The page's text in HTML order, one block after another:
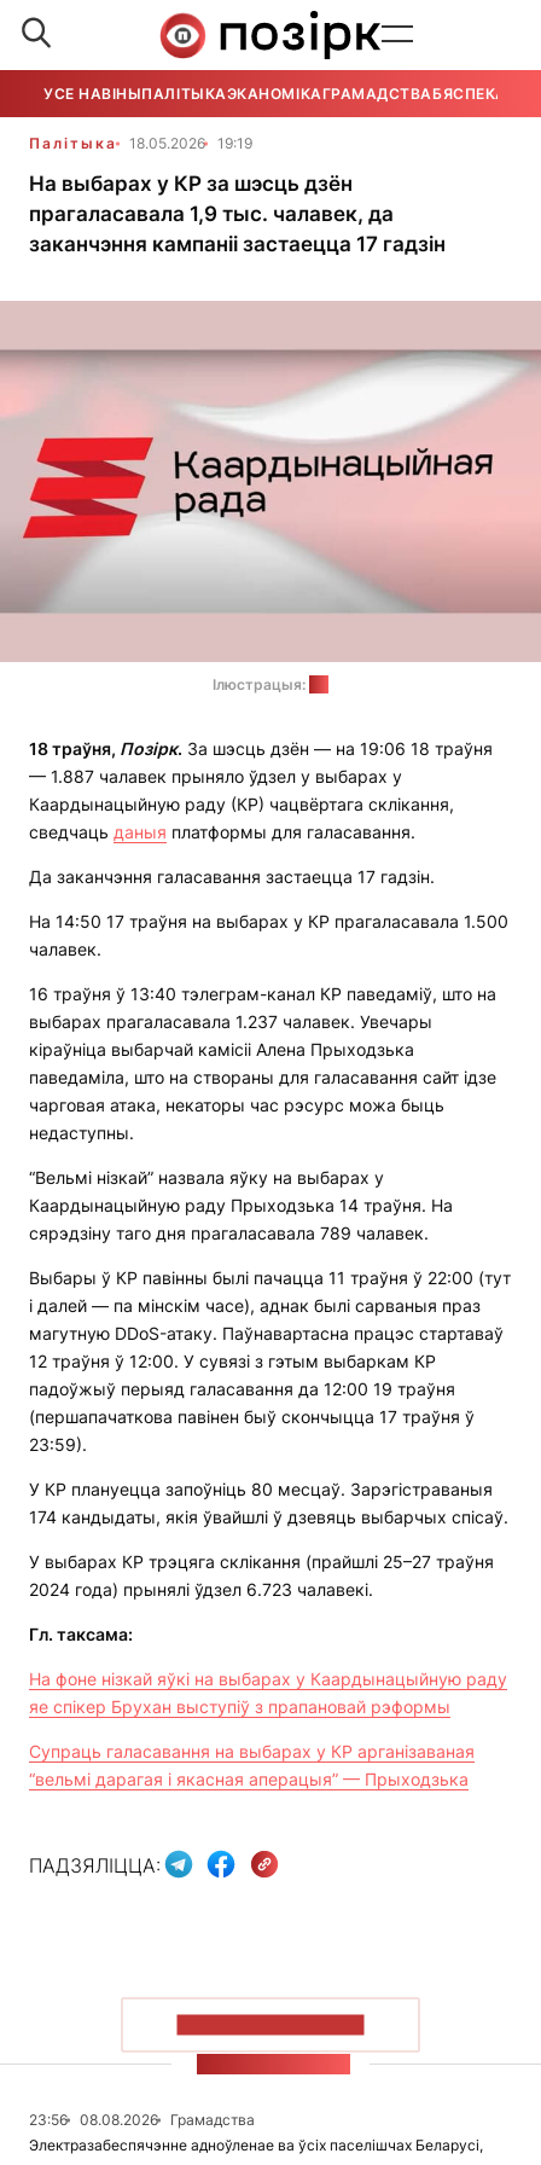
УСЕ НАВІНЫПАЛІТЫКАЭКАНОМІКАГРАМАДСТВАБЯСПЕКА
Палітыка 18.05.2026 19:19
На выбарах у КР за шэсць дзён
прагаласавала 1,9 тыс. чалавек, да
заканчэння кампаніі застаецца 17 гадзін
Ілюстрацыя:
18 траўня, Позірк. За шэсць дзён — на 19:06 18 траўня
— 1.887 чалавек прыняло ўдзел у выбарах у
Каардынацыйную раду (КР) чацвёртага склікання,
сведчаць даныя платформы для галасавання.
Да заканчэння галасавання застаецца 17 гадзін.
На 14:50 17 траўня на выбарах у КР прагаласавала 1.500
чалавек.
16 траўня ў 13:40 тэлеграм-канал КР паведаміў, што на
выбарах прагаласавала 1.237 чалавек. Увечары
кіраўніца выбарчай камісіі Алена Прыходзька
паведаміла, што на створаны для галасавання сайт ідзе
чарговая атака, некаторы час рэсурс можа быць
недаступны.
“Вельмі нізкай” назвала яўку на выбарах у
Каардынацыйную раду Прыходзька 14 траўня. На
сярэдзіну таго дня прагаласавала 789 чалавек.
Выбары ў КР павінны былі пачацца 11 траўня ў 22:00 (тут
і далей — па мінскім часе), аднак былі сарваныя праз
магутную DDoS-атаку. Паўнавартасна працэс стартаваў
12 траўня ў 12:00. У сувязі з гэтым выбаркам КР
падоўжыў перыяд галасавання да 12:00 19 траўня
(першапачаткова павінен быў скончыцца 17 траўня ў
23:59).
У КР плануецца запоўніць 80 месцаў. Зарэгістраваныя
174 кандыдаты, якія ўвайшлі ў дзевяць выбарчых спісаў.
У выбарах КР трэцяга склікання (прайшлі 25–27 траўня
2024 года) прынялі ўдзел 6.723 чалавекі.
Гл. таксама:
На фоне нізкай яўкі на выбарах у Каардынацыйную раду
яе спікер Брухан выступіў з прапановай рэформы
Супраць галасавання на выбарах у КР арганізаваная
“вельмі дарагая і якасная аперацыя” — Прыходзька
ПАДЗЯЛІЦЦА:
23:56 08.08.2026
Грамадства
Электразабеспячэнне адноўленае ва ўсіх паселішчах Беларусі,